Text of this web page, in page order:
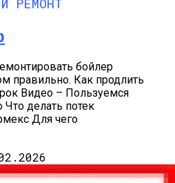
бойлер
правильно. Как продлить
Видео – Пользуемся
делать потек
Для чего